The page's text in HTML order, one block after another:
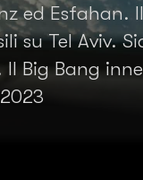
ed Esfahan.
su Tel Aviv.
Big Bang